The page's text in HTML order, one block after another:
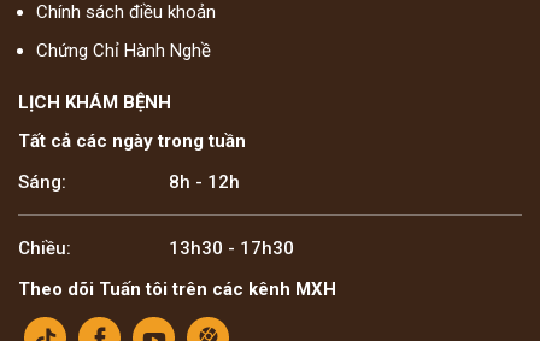
Chính sách điều khoản
Chứng Chỉ Hành Nghề
LỊCH KHÁM BỆNH
Tất cả các ngày trong tuần
Sáng:
8h - 12h
Chiều:
13h30 - 17h30
Theo dõi Tuấn tôi trên các kênh MXH